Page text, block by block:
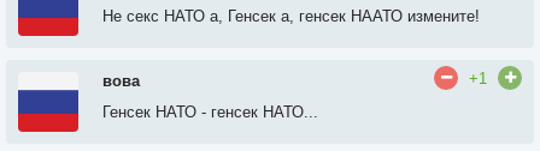
Не секс НАТО а, Генсек а, генсек НААТО измените!
вова
+1
Генсек НАТО - генсек НАТО...